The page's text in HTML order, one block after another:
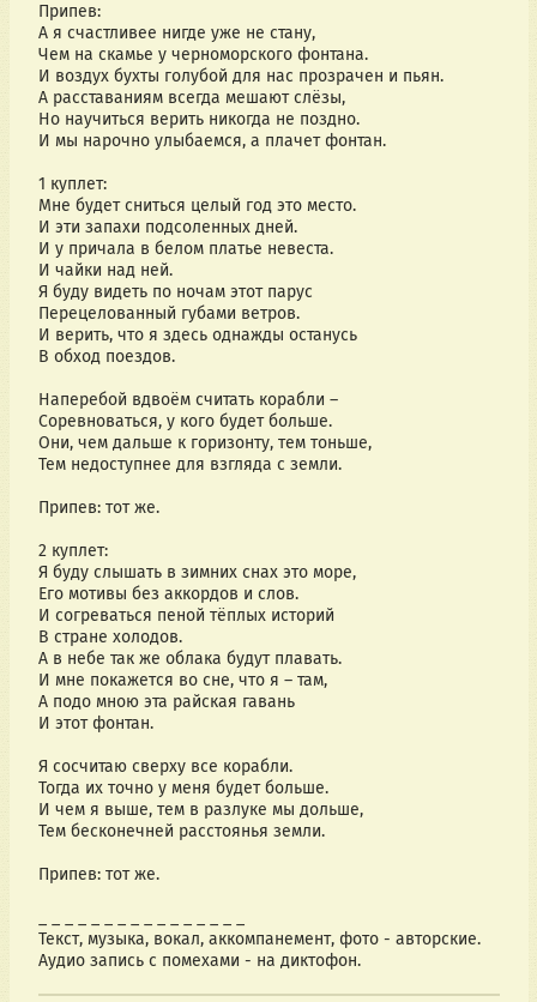
Припев:
А я счастливее нигде уже не стану,
Чем на скамье у черноморского фонтана.
И воздух бухты голубой для нас прозрачен и пьян.
А расставаниям всегда мешают слёзы,
Но научиться верить никогда не поздно.
И мы нарочно улыбаемся, а плачет фонтан.
1 куплет:
Мне будет сниться целый год это место.
И эти запахи подсоленных дней.
И у причала в белом платье невеста.
И чайки над ней.
Я буду видеть по ночам этот парус
Перецелованный губами ветров.
И верить, что я здесь однажды останусь
В обход поездов.
Наперебой вдвоём считать корабли –
Соревноваться, у кого будет больше.
Они, чем дальше к горизонту, тем тоньше,
Тем недоступнее для взгляда с земли.
Припев: тот же.
2 куплет:
Я буду слышать в зимних снах это море,
Его мотивы без аккордов и слов.
И согреваться пеной тёплых историй
В стране холодов.
А в небе так же облака будут плавать.
И мне покажется во сне, что я – там,
А подо мною эта райская гавань
И этот фонтан.
Я сосчитаю сверху все корабли.
Тогда их точно у меня будет больше.
И чем я выше, тем в разлуке мы дольше,
Тем бесконечней расстоянья земли.
Припев: тот же.
Текст, музыка, вокал, аккомпанемент, фото - авторские.
Аудио запись с помехами - на диктофон.